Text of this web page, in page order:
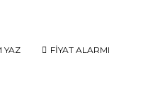
YAZ FİYAT ALARMI